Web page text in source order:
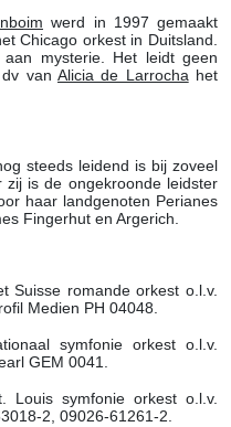
werd in 1997 gemaakt
Chicago orkest in Duitsland.
mysterie. Het leidt geen
van Alicia de Larrocha het
steeds leidend is bij zoveel
is de ongekroonde leidster
haar landgenoten Perianes
Fingerhut en Argerich.
Suisse romande orkest o.l.v.
Medien PH 04048.
symfonie orkest o.l.v.
GEM 0041.
Louis symfonie orkest o.l.v.
2, 09026-61261-2.